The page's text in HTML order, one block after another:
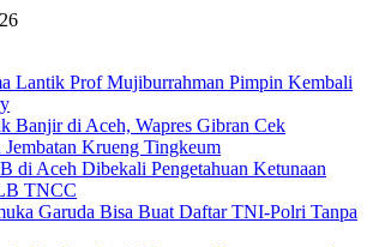
Lantik Prof Mujiburrahman Pimpin Kembali
Banjir di Aceh, Wapres Gibran Cek
Jembatan Krueng Tingkeum
di Aceh Dibekali Pengetahuan Ketunaan
TNCC
Garuda Bisa Buat Daftar TNI-Polri Tanpa